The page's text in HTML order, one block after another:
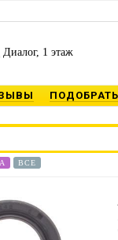
1 этаж
ВСЕ